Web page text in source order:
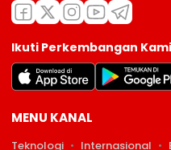
Ikuti Perkembangan
MENU KANAL
Teknologi Internasional